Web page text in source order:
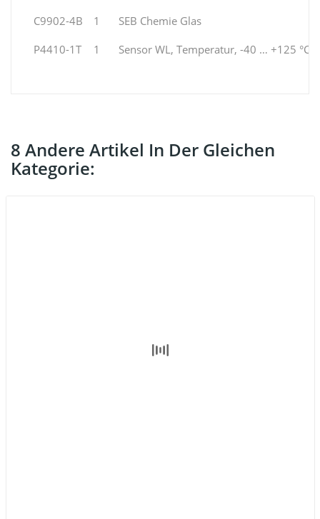
C9902-4B
1
SEB Chemie Glas
P4410-1T
1 Sensor WL, Temperatur, -40 … +125 °C
8 Andere Artikel In Der Gleichen
Kategorie: